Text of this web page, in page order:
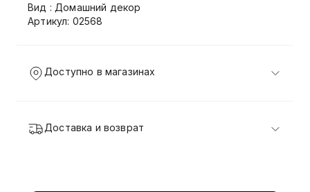
Вид : Домашний декор
Артикул: 02568
Доступно в магазинах
Доставка и возврат